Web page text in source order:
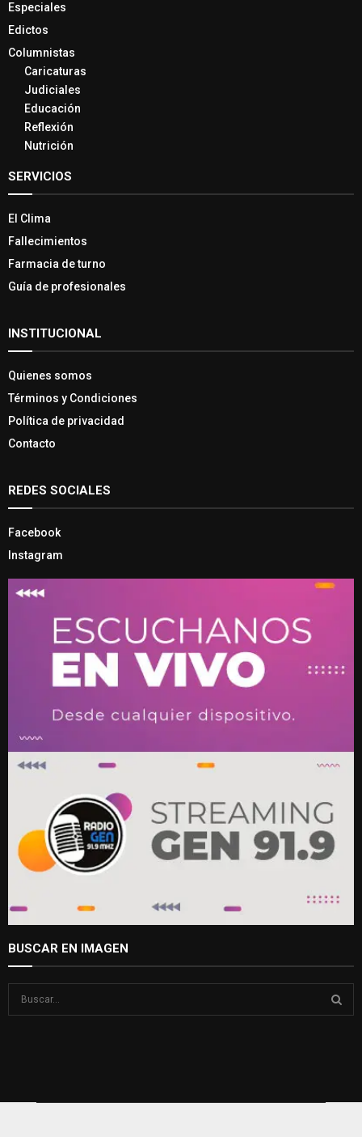
Especiales
Edictos
Columnistas
Caricaturas
Judiciales
Educación
Reflexión
Nutrición
SERVICIOS
El Clima
Fallecimientos
Farmacia de turno
Guía de profesionales
INSTITUCIONAL
Quienes somos
Términos y Condiciones
Política de privacidad
Contacto
REDES SOCIALES
Facebook
Instagram
BUSCAR EN IMAGEN